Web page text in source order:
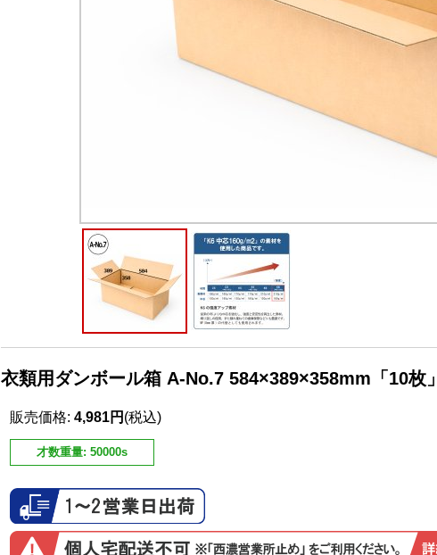
衣類用ダンボール箱 A-No.7 584×389×358mm「10枚」
販売価格: 4,981円 (税込)
才数重量: 50000s